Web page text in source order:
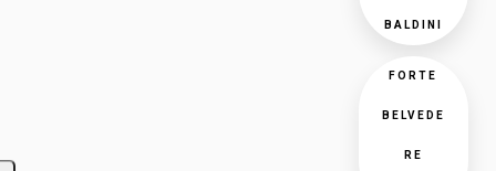
BALDINI
FORTE
BELVEDE
RE